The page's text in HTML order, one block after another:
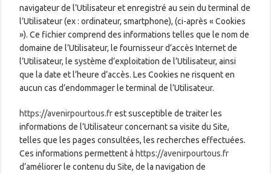
navigateur de l’Utilisateur et enregistré au sein du terminal de
l’Utilisateur (ex : ordinateur, smartphone), (ci-après « Cookies
»). Ce fichier comprend des informations telles que le nom de
domaine de l’Utilisateur, le fournisseur d’accès Internet de
l’Utilisateur, le système d’exploitation de l’Utilisateur, ainsi
que la date et l’heure d’accès. Les Cookies ne risquent en
aucun cas d’endommager le terminal de l’Utilisateur.
https://avenirpourtous.frest susceptible de traiter les
informations de l’Utilisateur concernant sa visite du Site,
telles que les pages consultées, les recherches effectuées.
Ces informations permettent àhttps://avenirpourtous.fr
d’améliorer le contenu du Site, de la navigation de